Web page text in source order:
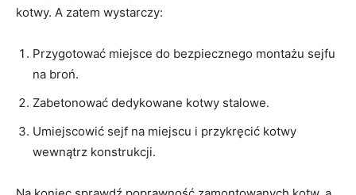
kotwy. A zatem wystarczy:
Przygotować miejsce do bezpiecznego montażu sejfu
na broń.
Zabetonować dedykowane kotwy stalowe.
Umiejscowić sejf na miejscu i przykręcić kotwy
wewnątrz konstrukcji.